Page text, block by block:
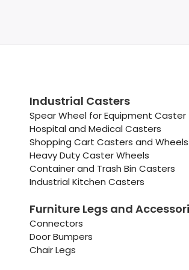
Industrial Casters
Spear Wheel for Equipment Caster
Hospital and Medical Casters
Shopping Cart Casters and Wheels
Heavy Duty Caster Wheels
Container and Trash Bin Casters
Industrial Kitchen Casters
Furniture Legs and
Connectors
Door Bumpers
Chair Legs